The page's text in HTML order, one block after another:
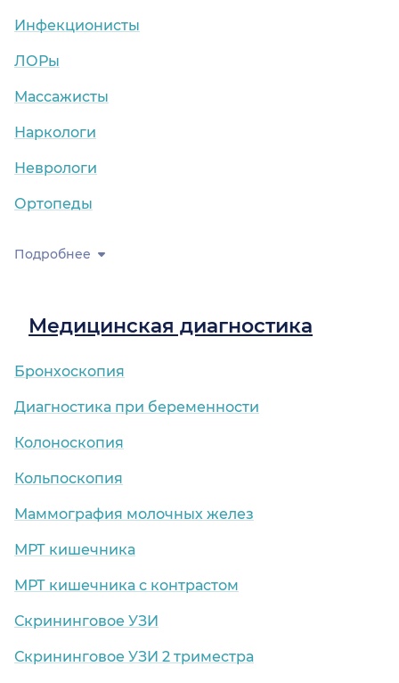
Инфекционисты
ЛОРы
Массажисты
Наркологи
Неврологи
Ортопеды
Подробнее
Медицинская диагностика
Бронхоскопия
Диагностика при беременности
Колоноскопия
Кольпоскопия
Маммография молочных желез
МРТ кишечника
МРТ кишечника с контрастом
Скрининговое УЗИ
Скрининговое УЗИ 2 триместра